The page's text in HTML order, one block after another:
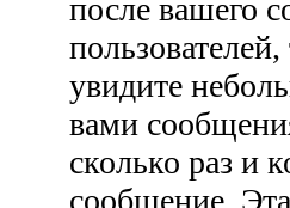
после вашего
увидите
вами
сколько раз и
сообщение.